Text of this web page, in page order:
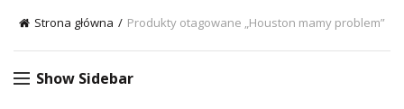
Strona główna Produkty otagowane „Houston mamy problem”
Show Sidebar